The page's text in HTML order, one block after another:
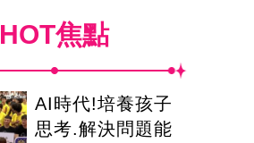
HOT焦點
AI時代!培養孩子
思考.解決問題能